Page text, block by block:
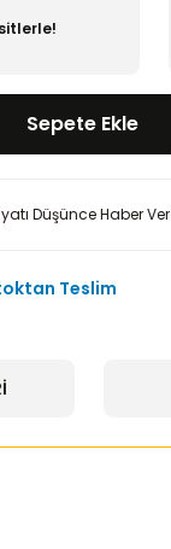
Sepete Ekle
Düşünce Haber Ver
Teslim